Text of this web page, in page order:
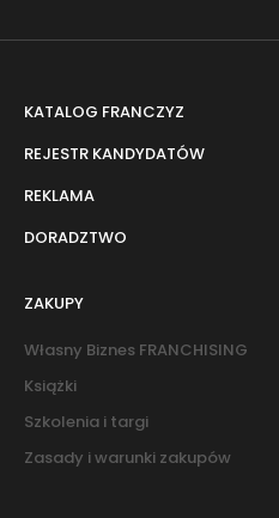
KATALOG FRANCZYZ
REJESTR KANDYDATÓW
REKLAMA
DORADZTWO
ZAKUPY
Własny Biznes FRANCHISING
Książki
Szkolenia i targi
Zasady i warunki zakupów